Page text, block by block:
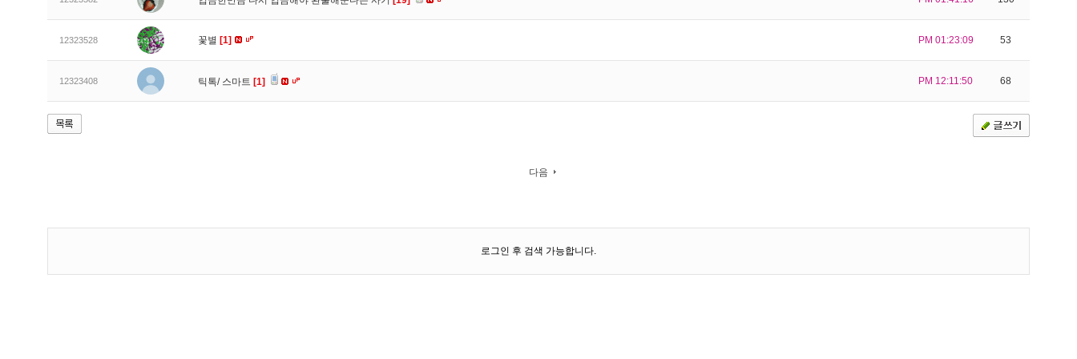
12323528 꽃별 [1] PM 01:23:09 53
12323408 틱톡/ 스마트 [1] PM 12:11:50 68
다음
로그인 후 검색 가능합니다.